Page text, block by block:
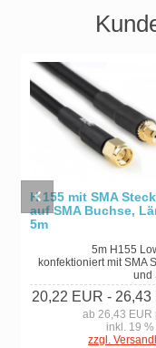
H 155 mit SMA
auf SMA Buchse,
5m
5m H155
konfektioniert mit SMA
und
20,22 EUR - 26,43
ab 26,43 EUR
inkl. 19
zzgl.